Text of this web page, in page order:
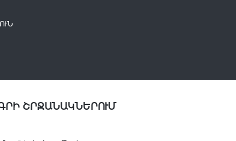
ՇՐՋԱՆԱԿՆԵՐՈՒՄ